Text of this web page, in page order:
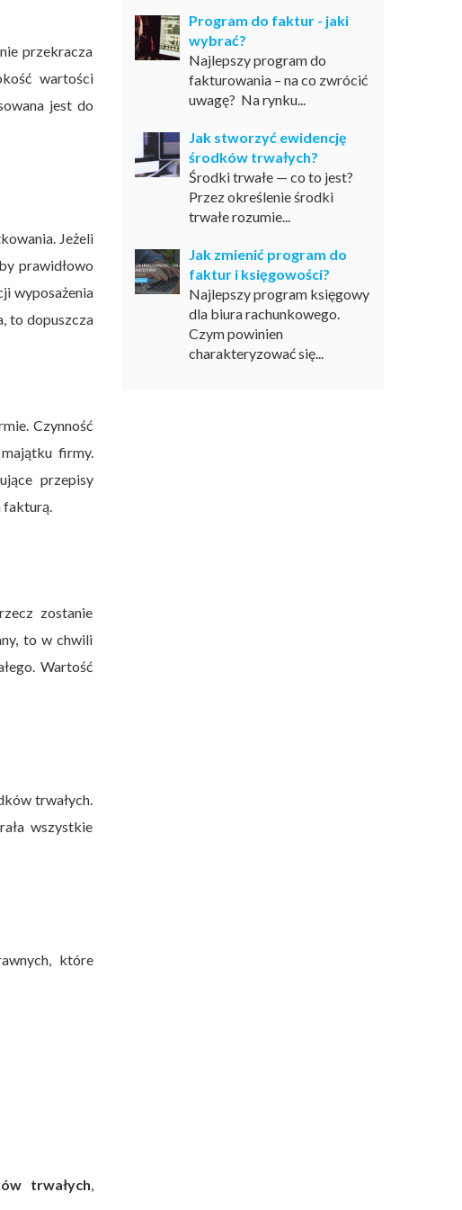
przekracza
wartości
jest do
Jeżeli
prawidłowo
wyposażenia
to dopuszcza
Czynność
firmy.
przepisy
fakturą.
zostanie
to w chwili
Wartość
trwałych.
wszystkie
które
trwałych,
Program do faktur - jaki
wybrać?
Najlepszy program do
fakturowania – na co zwrócić
uwagę? Na rynku...
Jak stworzyć ewidencję
środków trwałych?
Środki trwałe — co to jest?
Przez określenie środki
trwałe rozumie...
Jak zmienić program do
faktur i księgowości?
Najlepszy program księgowy
dla biura rachunkowego.
Czym powinien
charakteryzować się...